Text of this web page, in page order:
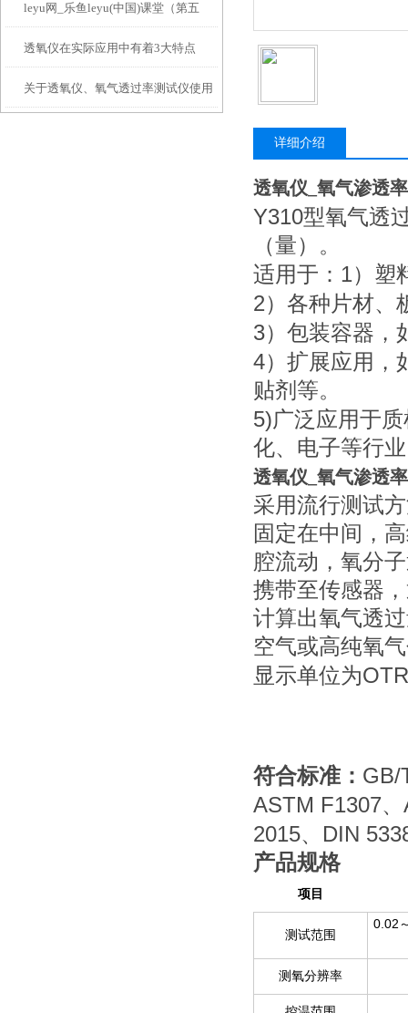
leyu网_乐鱼leyu(中国)课堂（第五
讲）塑料安瓿瓶氧气阻隔性能的测试
方法
透氧仪在实际应用中有着3大特点
关于透氧仪、氧气透过率测试仪使用
详细介绍
透氧仪_氧气渗透
Y310型氧气透
（量）。
适用于： 1）塑
2）各种片材、
3）包装容器，
4）扩展应用，
贴剂等。
5)广泛应用于
化、电子等行
透氧仪_氧气渗透
采用流行测试
固定在中间，
腔流动，氧分
携带至传感器
计算出氧气透
空气或高纯氧
显示单位为OTR
符合标准： GB/
ASTM F1307、
2015、 DIN
产品规格
项目
测试范围
0.02
测氧分辨率